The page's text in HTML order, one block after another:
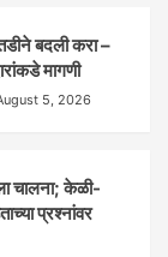
बदली करा –
मागणी
5, 2026
चालना; केळी-
प्रश्नांवर